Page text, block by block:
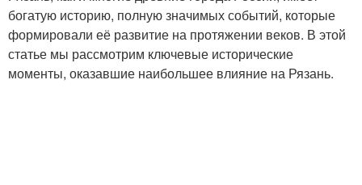
богатую историю, полную значимых событий, которые
формировали её развитие на протяжении веков. В этой
статье мы рассмотрим ключевые исторические
моменты, оказавшие наибольшее влияние на Рязань.